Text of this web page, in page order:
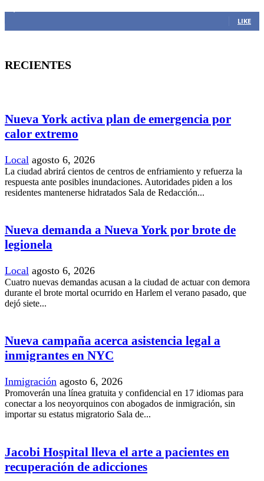
LIKE
RECIENTES
Nueva York activa plan de emergencia por
calor extremo
Local agosto 6, 2026
La ciudad abrirá cientos de centros de enfriamiento y refuerza la
respuesta ante posibles inundaciones. Autoridades piden a los
residentes mantenerse hidratados Sala de Redacción...
Nueva demanda a Nueva York por brote de
legionela
Local agosto 6, 2026
Cuatro nuevas demandas acusan a la ciudad de actuar con demora
durante el brote mortal ocurrido en Harlem el verano pasado, que
dejó siete...
Nueva campaña acerca asistencia legal a
inmigrantes en NYC
Inmigración agosto 6, 2026
Promoverán una línea gratuita y confidencial en 17 idiomas para
conectar a los neoyorquinos con abogados de inmigración, sin
importar su estatus migratorio Sala de...
Jacobi Hospital lleva el arte a pacientes en
recuperación de adicciones